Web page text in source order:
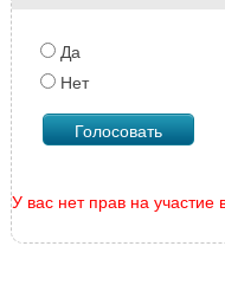
Да
Нет
У вас нет прав на участие